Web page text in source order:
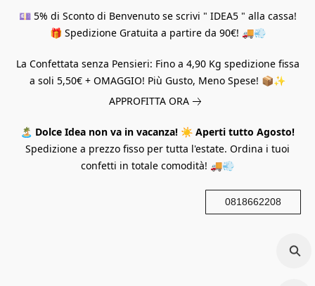
💷 5% di Sconto di Benvenuto se scrivi " IDEA5 " alla cassa!
🎁 Spedizione Gratuita a partire da 90€! 🚚💨
La Confettata senza Pensieri: Fino a 4,90 Kg spedizione fissa
a soli 5,50€ + OMAGGIO! Più Gusto, Meno Spese! 📦✨
APPROFITTA ORA
🏝️ Dolce Idea non va in vacanza! ☀️ Aperti tutto Agosto!
Spedizione a prezzo fisso per tutta l'estate. Ordina i tuoi
confetti in totale comodità! 🚚💨
0818662208